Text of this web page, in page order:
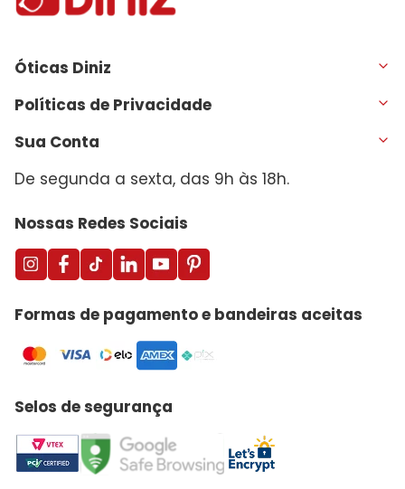
Óticas Diniz
Políticas de Privacidade
Sua Conta
De segunda a sexta, das 9h às 18h.
Nossas Redes Sociais
Formas de pagamento e bandeiras aceitas
Selos de segurança